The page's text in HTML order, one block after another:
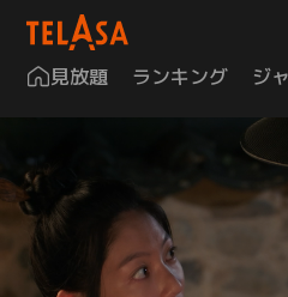
見放題 ランキング ジ